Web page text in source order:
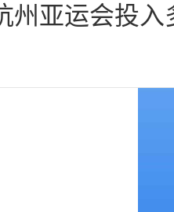
州亚运会投入